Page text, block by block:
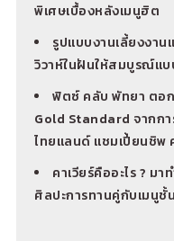
พิเศษเบื้องหลังเมนูฮิต
รูปแบบงานเลี้ยงงาน
วิวาห์ในฝันให้สมบูรณ์แ
ฟิตซ์ คลับ พัทยา ตอก
Gold Standard จากกา
ไทยแลนด์ แชมเปี้ยนชิพ
คาเวียร์คืออะไร ? ม
ศิลปะการทานคู่กับเมนูชั้